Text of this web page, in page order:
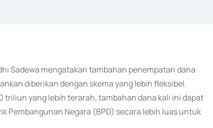
Sadewa mengatakan tambahan penempatan dana
diberikan dengan skema yang lebih fleksibel.
triliun yang lebih terarah, tambahan dana kali ini dapat
Pembangunan Negara (BPD) secara lebih luas untuk